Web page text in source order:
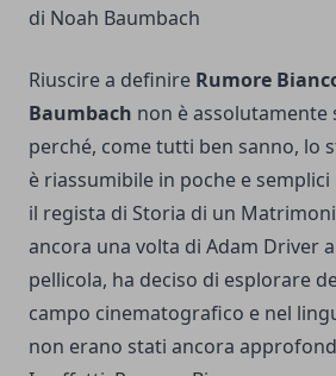
di Noah Baumbach
Riuscire a definire Rumore
Baumbach non è assolutamente
perché, come tutti ben sanno, lo
è riassumibile in poche e
il regista di Storia di un
ancora una volta di Adam Driver
pellicola, ha deciso di esplorare
campo cinematografico e nel
non erano stati ancora